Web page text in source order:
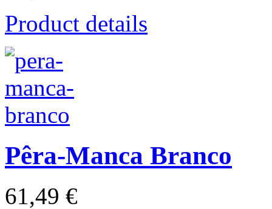
Product details
Pêra-Manca Branco
61,49 €